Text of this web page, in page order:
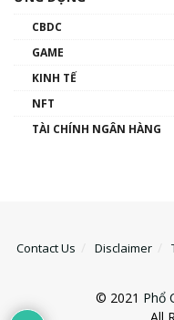
CBDC
GAME
KINH TẾ
NFT
TÀI CHÍNH NGÂN HÀNG
Contact Us Disclaimer
© 2021 Phổ
All